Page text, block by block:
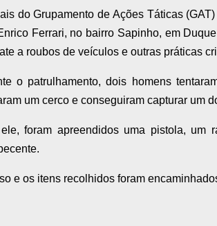
do Grupamento de Ações Táticas
Ferrari, no bairro Sapinho, em
a roubos de veículos e outras práticas
o patrulhamento, dois homens
um cerco e conseguiram capturar um
foram apreendidos uma pistola, um
e os itens recolhidos foram